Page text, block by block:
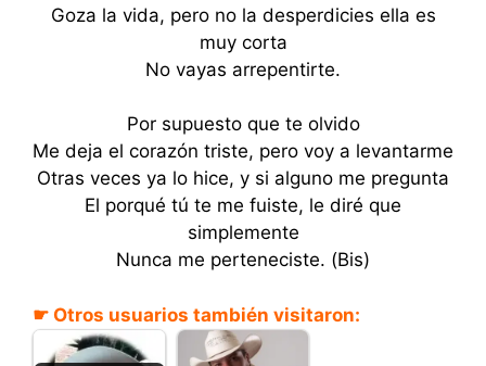
Goza la vida, pero no la desperdicies ella es
muy corta
No vayas arrepentirte.
Por supuesto que te olvido
Me deja el corazón triste, pero voy a levantarme
Otras veces ya lo hice, y si alguno me pregunta
El porqué tú te me fuiste, le diré que
simplemente
Nunca me perteneciste. (Bis)
☛ Otros usuarios también visitaron: